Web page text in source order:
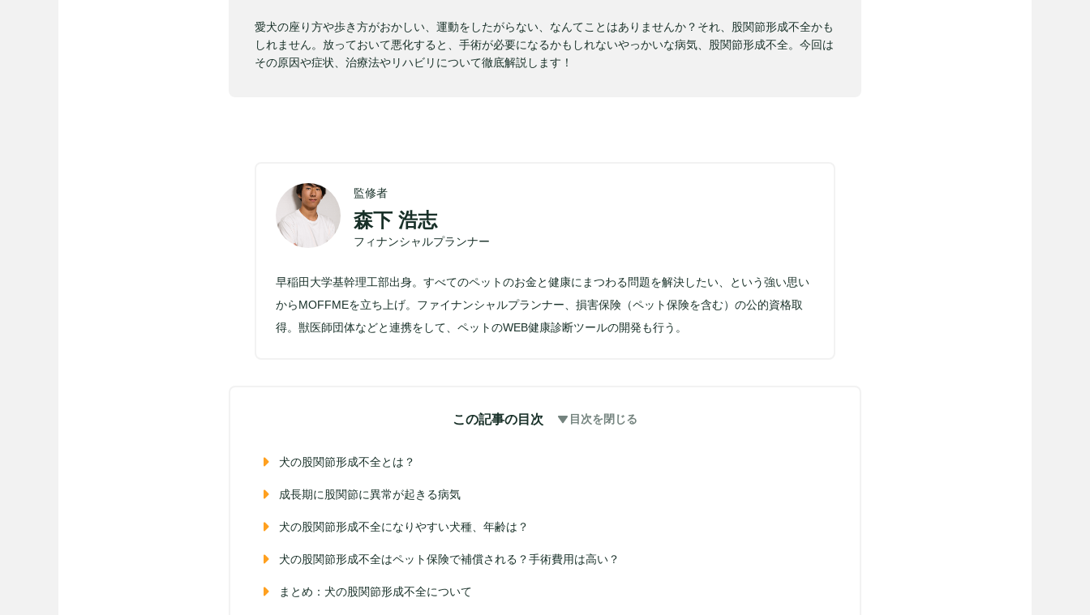
愛犬の座り方や歩き方がおかしい、運動をしたがらない、なんてことはありませんか？それ、股関節形成不全かも
しれません。放っておいて悪化すると、手術が必要になるかもしれないやっかいな病気、股関節形成不全。今回は
その原因や症状、治療法やリハビリについて徹底解説します！
監修者
森下 浩志
フィナンシャルプランナー
早稲田大学基幹理工部出身。すべてのペットのお金と健康にまつわる問題を解決したい、という強い思い
からMOFFMEを立ち上げ。ファイナンシャルプランナー、損害保険（ペット保険を含む）の公的資格取
得。獣医師団体などと連携をして、ペットのWEB健康診断ツールの開発も行う。
この記事の目次 目次を閉じる
犬の股関節形成不全とは？
成長期に股関節に異常が起きる病気
犬の股関節形成不全になりやすい犬種、年齢は？
犬の股関節形成不全はペット保険で補償される？手術費用は高い？
まとめ：犬の股関節形成不全について